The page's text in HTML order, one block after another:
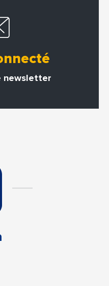
newsletter